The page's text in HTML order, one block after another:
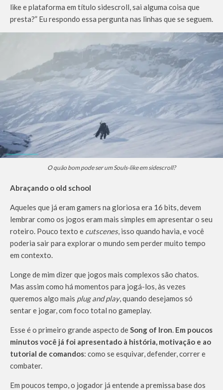
like e plataforma em título sidescroll, sai alguma coisa que
presta?” Eu respondo essa pergunta nas linhas que se seguem.
O quão bom pode ser um Souls-like em sidescroll?
Abraçando o old school
Aqueles que já eram gamers na gloriosa era 16 bits, devem
lembrar como os jogos eram mais simples em apresentar o seu
roteiro. Pouco texto e cutscenes, isso quando havia, e você
poderia sair para explorar o mundo sem perder muito tempo
em contexto.
Longe de mim dizer que jogos mais complexos são chatos.
Mas assim como há momentos para jogá-los, às vezes
queremos algo mais plug and play, quando desejamos só
sentar e jogar, com foco total no gameplay.
Esse é o primeiro grande aspecto deSong of Iron. Em poucos
minutos você já foi apresentado à história, motivação e ao
tutorial de comandos: como se esquivar, defender, correr e
combater.
Em poucos tempo, o jogador já entende a premissa base dos